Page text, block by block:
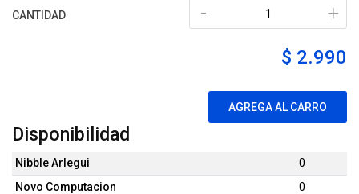
CANTIDAD +
-
$ 2.990
AGREGA AL CARRO
Disponibilidad
Nibble Arlegui
0
Novo Computacion
0